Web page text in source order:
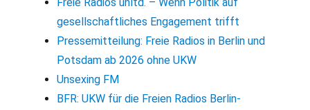
gesellschaftliches Engagement trifft
Pressemitteilung: Freie Radios in Berlin und
Potsdam ab 2026 ohne UKW
Unsexing FM
BFR: UKW für die Freien Radios Berlin-